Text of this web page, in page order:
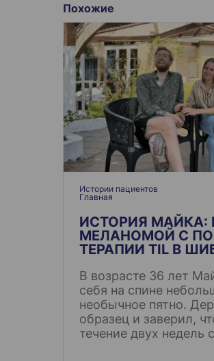
и
г
а
ц
я
п
о
з
Похожие
Истории пациентов
Главная
ИСТОРИЯ МАЙКА:
МЕЛАНОМОЙ С
ТЕРАПИИ TIL В
В возрасте 36 лет
себя на спине
необычное пятно.
образец и заверил,
течение двух недель